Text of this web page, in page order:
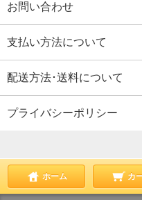
お問い合わせ
支払い方法について
配送方法･送料について
プライバシーポリシー
ホーム カ